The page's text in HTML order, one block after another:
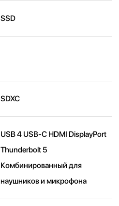
SSD
SDXC
USB 4 USB-C HDMI DisplayPort
Thunderbolt 5
Комбинированный для
наушников и микрофона